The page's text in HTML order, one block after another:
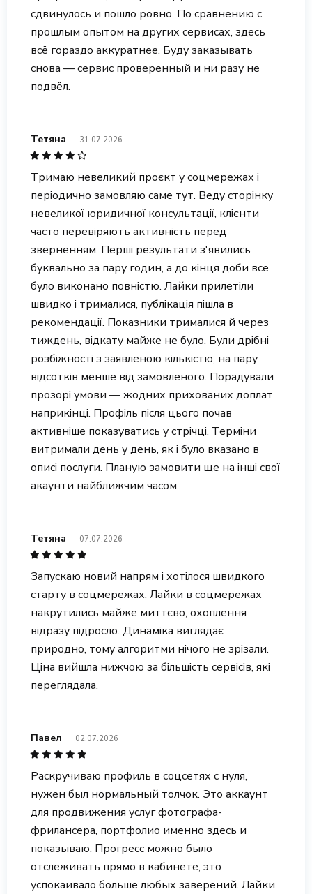
сдвинулось и пошло ровно. По сравнению с
прошлым опытом на других сервисах, здесь
всё гораздо аккуратнее. Буду заказывать
снова — сервис проверенный и ни разу не
подвёл.
Тетяна 31.07.2026
Тримаю невеликий проєкт у соцмережах і
періодично замовляю саме тут. Веду сторінку
невеликої юридичної консультації, клієнти
часто перевіряють активність перед
зверненням. Перші результати з'явились
буквально за пару годин, а до кінця доби все
було виконано повністю. Лайки прилетіли
швидко і трималися, публікація пішла в
рекомендації. Показники трималися й через
тиждень, відкату майже не було. Були дрібні
розбіжності з заявленою кількістю, на пару
відсотків менше від замовленого. Порадували
прозорі умови — жодних прихованих доплат
наприкінці. Профіль після цього почав
активніше показуватись у стрічці. Терміни
витримали день у день, як і було вказано в
описі послуги. Планую замовити ще на інші свої
акаунти найближчим часом.
Тетяна 07.07.2026
Запускаю новий напрям і хотілося швидкого
старту в соцмережах. Лайки в соцмережах
накрутились майже миттєво, охоплення
відразу підросло. Динаміка виглядає
природно, тому алгоритми нічого не зрізали.
Ціна вийшла нижчою за більшість сервісів, які
переглядала.
Павел 02.07.2026
Раскручиваю профиль в соцсетях с нуля,
нужен был нормальный толчок. Это аккаунт
для продвижения услуг фотографа-
фрилансера, портфолио именно здесь и
показываю. Прогресс можно было
отслеживать прямо в кабинете, это
успокаивало больше любых заверений. Лайки